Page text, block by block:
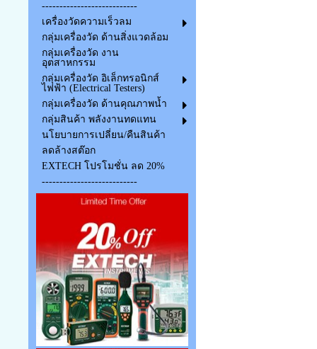
---------------------------
เครื่องวัดความเร็วลม
กลุ่มเครื่องวัด ด้านสิ่งแวดล้อม
กลุ่มเครื่องวัด งาน
อุตสาหกรรม
กลุ่มเครื่องวัด อิเล็กทรอนิกส์
ไฟฟ้า (Electrical Testers)
กลุ่มเครื่องวัด ด้านคุณภาพน้ำ
กลุ่มสินค้า พลังงานทดแทน
นโยบายการเปลี่ยน/คืนสินค้า
ลดล้างสต๊อก
EXTECH โปรโมชั่น ลด 20%
---------------------------